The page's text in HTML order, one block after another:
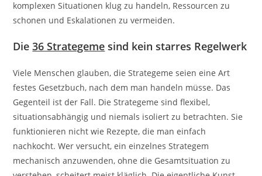
komplexen Situationen klug zu handeln, Ressourcen zu
schonen und Eskalationen zu vermeiden.
Die36 Strategeme sind kein starres Regelwerk
Viele Menschen glauben, die Strategeme seien eine Art
festes Gesetzbuch, nach dem man handeln müsse. Das
Gegenteil ist der Fall. Die Strategeme sind flexibel,
situationsabhängig und niemals isoliert zu betrachten. Sie
funktionieren nicht wie Rezepte, die man einfach
nachkocht. Wer versucht, ein einzelnes Strategem
mechanisch anzuwenden, ohne die Gesamtsituation zu